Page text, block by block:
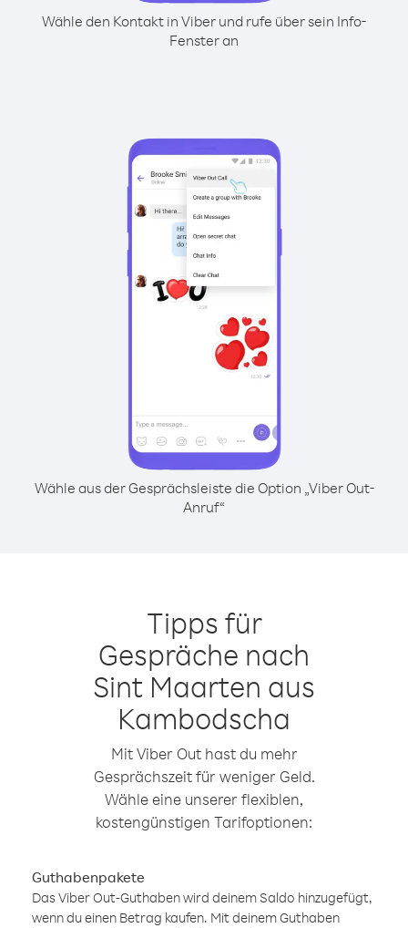
Wähle den Kontakt in Viber und rufe über sein Info-
Fenster an
Wähle aus der Gesprächsleiste die Option „Viber Out-
Anruf“
Tipps für
Gespräche nach
Sint Maarten aus
Kambodscha
Mit Viber Out hast du mehr
Gesprächszeit für weniger Geld.
Wähle eine unserer flexiblen,
kostengünstigen Tarifoptionen:
Guthabenpakete
Das Viber Out-Guthaben wird deinem Saldo hinzugefügt,
wenn du einen Betrag kaufen. Mit deinem Guthaben